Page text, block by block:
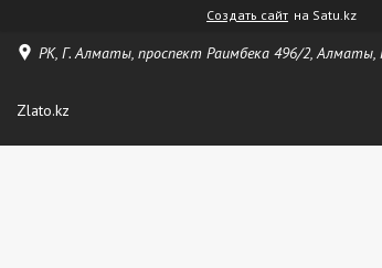
Создать сайт на Satu.kz
РК, Г. Алматы, проспект Раимбека 496/2, Алматы,
Zlato.kz